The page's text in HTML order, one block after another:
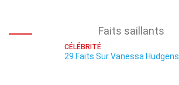
Faits saillants
CÉLÉBRITÉ
29 Faits Sur Vanessa Hudgens